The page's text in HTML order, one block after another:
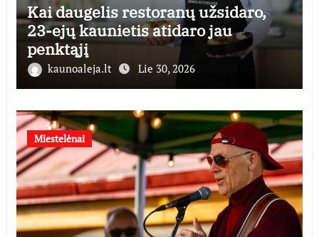
Kai daugelis restoranų užsidaro,
23-ejų kaunietis atidaro jau
penktąjį
kaunoaleja.lt Lie 30, 2026
Miestelėnai